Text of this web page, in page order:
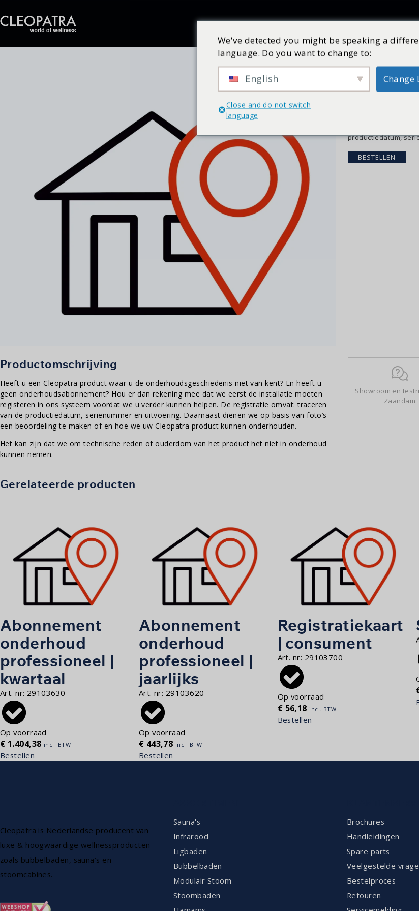
ProductenInspiratieCatalogus
Art nr:29103710 Op
€84,26 incl. BTW
Heeft u een
ons systeem
productiedatum,
Registratiekaart
BESTELLEN
Productomschrijving
Heeft u een Cleopatra product waar u de onderhoudsgeschiedenis niet van kent? En heeft u
geen onderhoudsabonnement? Hou er dan rekening mee dat we eerst de installatie moeten
registeren in ons systeem voordat we u verder kunnen helpen. De registratie omvat: traceren
van de productiedatum, serienummer en uitvoering. Daarnaast dienen we op basis van foto’s
een beoordeling te maken of en hoe we uw Cleopatra product kunnen onderhouden.
Het kan zijn dat we om technische reden of ouderdom van het product het niet in onderhoud
kunnen nemen.
Showroom en
Zaandam
Gerelateerde producten
Abonnement
onderhoud
professioneel |
kwartaal
Art. nr: 29103630
Op voorraad
€ 1.404,38 incl. BTW
Bestellen
Abonnement
onderhoud
professioneel |
jaarlijks
Art. nr: 29103620
Op voorraad
€ 443,78 incl. BTW
Bestellen
Registratiekaart
| consument
Art. nr: 29103700
Op voorraad
€ 56,18 incl. BTW
Bestellen
Cleopatra is Nederlandse producent van
luxe & hoogwaardige wellnessproducten
zoals bubbelbaden, sauna’s en
stoomcabines.
Sauna's
Infrarood
Ligbaden
Bubbelbaden
Modulair Stoom
Stoombaden
Brochures
Handleidingen
Spare parts
Veelgestelde
Bestelproces
Retouren
We've detected you might be speaking a
language. Do you want to change to:
English Change
Close and do not switch
language